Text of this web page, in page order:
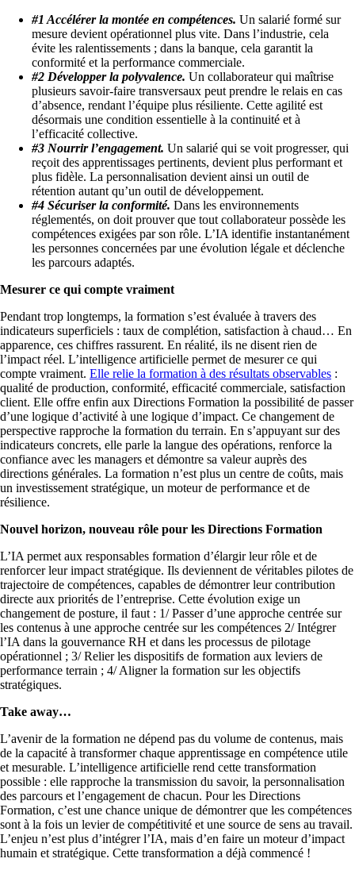
#1 Accélérer la montée en compétences. Un salarié formé sur
mesure devient opérationnel plus vite. Dans l’industrie, cela
évite les ralentissements ; dans la banque, cela garantit la
conformité et la performance commerciale.
#2 Développer la polyvalence. Un collaborateur qui maîtrise
plusieurs savoir-faire transversaux peut prendre le relais en cas
d’absence, rendant l’équipe plus résiliente. Cette agilité est
désormais une condition essentielle à la continuité et à
l’efficacité collective.
#3 Nourrir l’engagement. Un salarié qui se voit progresser, qui
reçoit des apprentissages pertinents, devient plus performant et
plus fidèle. La personnalisation devient ainsi un outil de
rétention autant qu’un outil de développement.
#4 Sécuriser la conformité. Dans les environnements
réglementés, on doit prouver que tout collaborateur possède les
compétences exigées par son rôle. L’IA identifie instantanément
les personnes concernées par une évolution légale et déclenche
les parcours adaptés.
Mesurer ce qui compte vraiment
Pendant trop longtemps, la formation s’est évaluée à travers des
indicateurs superficiels : taux de complétion, satisfaction à chaud… En
apparence, ces chiffres rassurent. En réalité, ils ne disent rien de
l’impact réel. L’intelligence artificielle permet de mesurer ce qui
compte vraiment. Elle relie la formation à des résultats observables :
qualité de production, conformité, efficacité commerciale, satisfaction
client. Elle offre enfin aux Directions Formation la possibilité de passer
d’une logique d’activité à une logique d’impact. Ce changement de
perspective rapproche la formation du terrain. En s’appuyant sur des
indicateurs concrets, elle parle la langue des opérations, renforce la
confiance avec les managers et démontre sa valeur auprès des
directions générales. La formation n’est plus un centre de coûts, mais
un investissement stratégique, un moteur de performance et de
résilience.
Nouvel horizon, nouveau rôle pour les Directions Formation
L’IA permet aux responsables formation d’élargir leur rôle et de
renforcer leur impact stratégique. Ils deviennent de véritables pilotes de
trajectoire de compétences, capables de démontrer leur contribution
directe aux priorités de l’entreprise. Cette évolution exige un
changement de posture, il faut : 1/ Passer d’une approche centrée sur
les contenus à une approche centrée sur les compétences 2/ Intégrer
l’IA dans la gouvernance RH et dans les processus de pilotage
opérationnel ; 3/ Relier les dispositifs de formation aux leviers de
performance terrain ; 4/ Aligner la formation sur les objectifs
stratégiques.
Take away
L’avenir de la formation ne dépend pas du volume de contenus, mais
de la capacité à transformer chaque apprentissage en compétence utile
et mesurable. L’intelligence artificielle rend cette transformation
possible : elle rapproche la transmission du savoir, la personnalisation
des parcours et l’engagement de chacun. Pour les Directions
Formation, c’est une chance unique de démontrer que les compétences
sont à la fois un levier de compétitivité et une source de sens au travail.
L’enjeu n’est plus d’intégrer l’IA, mais d’en faire un moteur d’impact
humain et stratégique. Cette transformation a déjà commencé !